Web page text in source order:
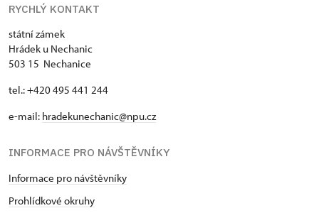
RYCHLÝ KONTAKT
státní zámek
Hrádek u Nechanic
503 15 Nechanice
tel.: +420 495 441 244
e-mail: hradekunechanic@npu.cz
INFORMACE PRO NÁVŠTĚVNÍKY
Informace pro návštěvníky
Prohlídkové okruhy